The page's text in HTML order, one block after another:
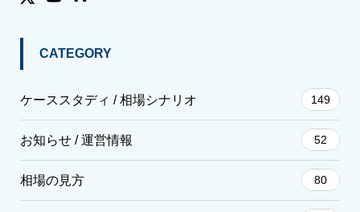
CATEGORY
ケーススタディ / 相場シナリオ 149
お知らせ / 運営情報 52
相場の見方 80